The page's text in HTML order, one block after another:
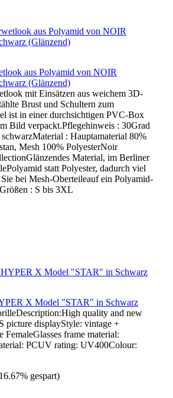
aus Polyamid von NOIR
(Glänzend)
mit Einsätzen aus weichem 3D-
Brust und Schultern zum
ist in einer durchsichtigen PVC-Box
Bild verpackt.Pflegehinweis : 30Grad
: Hauptamaterial 80%
Mesh 100% PolyesterNoir
Material, im Berliner
statt Polyester, dadurch viel
Sie bei Mesh-Oberteileauf ein Polyamid-
: S bis 3XL
X Model "STAR" in Schwarz
quality and new
picture displayStyle: vintage +
FemaleGlasses frame material:
PCUV rating: UV400Colour:
gespart)